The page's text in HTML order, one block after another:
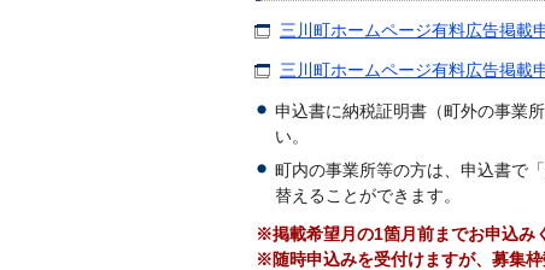
三川町ホームページ有料広告掲載
三川町ホームページ有料広告掲載
申込書に納税証明書（町外の事業
い。
町内の事業所等の方は、申込書で
替えることができます。
※掲載希望月の1箇月前までお申込み
※随時申込みを受付けますが、募集